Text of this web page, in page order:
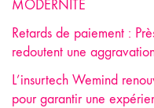
MODERNITÉ
Retards de paiement :
redoutent une
L’insurtech Wemind
pour garantir une